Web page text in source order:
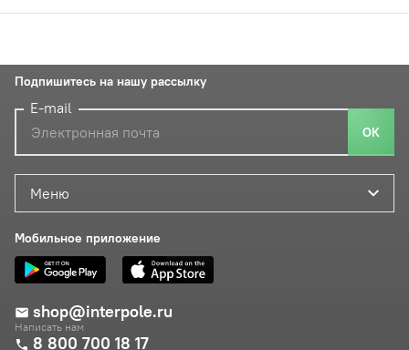
Меню
Мобильное приложение
shop@interpole.ru
Написать нам
8 800 700 18 17
Подпишитесь на нашу рассылку
E-mail
ОК